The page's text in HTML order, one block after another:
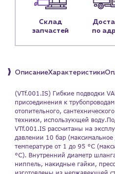
Контакты
Наши партнёры
Чат-бот
Пн – пт: 9:00 – 18:00
sales@profpotok.ru
г. Краснодар, ул.
Склад
запчастей
по
ОписаниеХарактеристики
(VTf.001.IS) Гибкие подводки
присоединения к
отопительного,
техники, использующей
VTf.001.IS рассчитаны на
давлении 10 бар
температуре от 1 до 95 °C
°C). Внутренний диаметр
ниппель, накидные гайки,